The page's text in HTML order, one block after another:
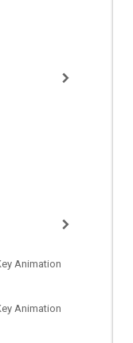
Animation
Animation